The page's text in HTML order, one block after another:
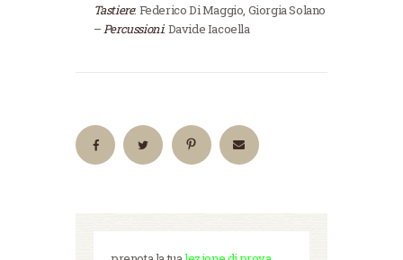
Tastiere: Federico Di Maggio, Giorgia Solano
–Percussioni: Davide Iacoella